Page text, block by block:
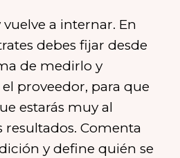
vuelve a internar. En
debes fijar desde
de medirlo y
proveedor, para que
estarás muy al
resultados. Comenta
y define quién se